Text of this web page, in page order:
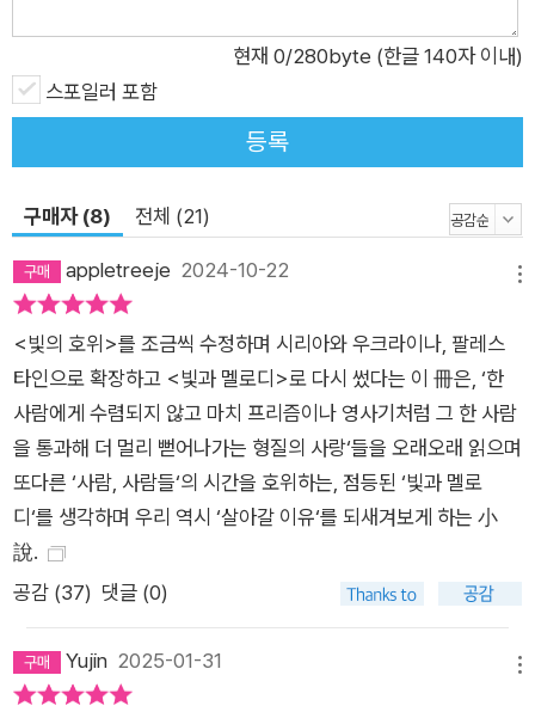
된 적 있는 콜린은 그로 인해 분쟁 지역 사진가였던 아들 게리와
평생 동안 화해하지 못했다. 권은은 콜린과 게리의 삶을 되짚으며
영상을 제작하는 과정에서 자신의 사진이 스스로의 바람대로 진
정 누군가를 살리는 사진이었는지, 그저 자기만족에 불과하지는
않았는지 깊이 고민하게 된다. 이 고민은 권은이 살마를 만나며
시작된 것이기도 하다. 부상을 입기 전 권은은 레스보스섬의 난민
캠프로 촬영을 갔다가 살마를 만나게 된다. 살마는 한낮의 무더위
에도 가건물 밖으로 나오지 않는 소녀였다. 살마가 권은의 카메라
에 관심을 가지면서 둘은 서서히 가까워졌는데, 권은은 살마를 알
아갈수록 자신이 살마의 사진을 찍을 수 없으리라 예감한다. 피난
길에 동생과 엄마를 잃고 홀로 남은 살마의 모습이 자신의 어린
시절과 너무나도 닮아 있었기 때문이다. 권은은 지금껏 자신이 피
사체와의 객관적 거리가 유지되어야만 사진을 찍을 수 있었음을
자각하고는 그동안 사진 바깥에 있는 그들의 실제 삶에는 무관심
했음을, 어쩌면 사진을 위해 그들의 고통을 이용했을지도 모른다
는 생각을 하게 된다. 한편 승준은 몇 달 전 한 아이의 부모가 된
상황이다. 아내 민영과 함께 딸을 정성껏 양육하던 승준은 육아휴
직 기간이 끝나갈 즈음, 한 선배로부터 러시아 침공 이후의 삶을
살아가는 우크라이나 여성인 나스차를 인터뷰해보지 않겠느냐는
제안을 받는다. 승준은 망설이다가 권은이라면 전쟁이 한창인 그
현재 0/280byte (한글 140자 이내)
스포일러 포함
등록
구매자 (8) 전체 (21)
appletreeje 2024-10-22
<빛의 호위>를 조금씩 수정하며 시리아와 우크라이나, 팔레스
타인으로 확장하고 <빛과 멜로디>로 다시 썼다는 이 冊은, ‘한
사람에게 수렴되지 않고 마치 프리즘이나 영사기처럼 그 한 사람
을 통과해 더 멀리 뻗어나가는 형질의 사랑‘들을 오래오래 읽으며
또다른 ‘사람, 사람들‘의 시간을 호위하는, 점등된 ‘빛과 멜로
디‘를 생각하며 우리 역시 ‘살아갈 이유‘를 되새겨보게 하는 小
說.
공감 (37) 댓글 (0)
Yujin 2025-01-31